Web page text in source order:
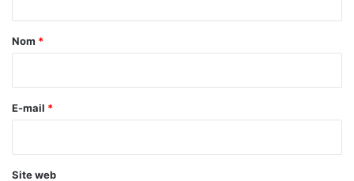
m
a
e
p
i
r
a
e
Nom *
E-mail *
Site web